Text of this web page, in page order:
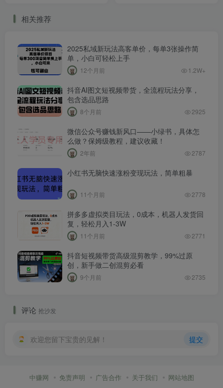
相关推荐
2025私域新玩法高客单价，每单3张操作简
单，小白可轻松上手
12个月前 1.2W+
抖音AI图文短视频带货，全流程玩法分享，
包含选品思路
8个月前 2925
微信公众号赚钱新风口——小绿书，具体怎
么做？保姆级教程，建议收藏！
2年前 2787
小红书无脑快速涨粉变现玩法，简单粗暴
11个月前 2778
拼多多虚拟类目玩法，0成本，机器人发货回
复，轻松月入1-3W
11个月前 2771
抖音短视频带货高级混剪教学，99%过原
创，新手做二创混剪必看
9个月前 2735
评论 抢沙发
欢迎您留下宝贵的见解！ 提交
中赚网 免责声明 广告合作 关于我们 网站地图